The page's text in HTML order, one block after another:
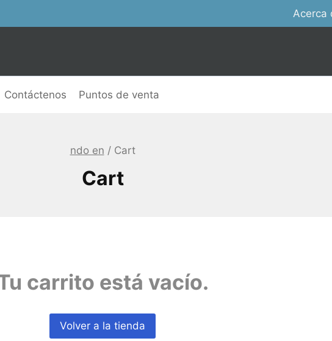
Acerca
Contáctenos Puntos de venta
ndo en / Cart
Cart
carrito está vacío.
Volver a la tienda